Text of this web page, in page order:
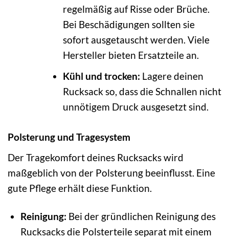
regelmäßig auf Risse oder Brüche.
Bei Beschädigungen sollten sie
sofort ausgetauscht werden. Viele
Hersteller bieten Ersatzteile an.
Kühl und trocken: Lagere deinen
Rucksack so, dass die Schnallen nicht
unnötigem Druck ausgesetzt sind.
Polsterung und Tragesystem
Der Tragekomfort deines Rucksacks wird
maßgeblich von der Polsterung beeinflusst. Eine
gute Pflege erhält diese Funktion.
Reinigung: Bei der gründlichen Reinigung des
Rucksacks die Polsterteile separat mit einem